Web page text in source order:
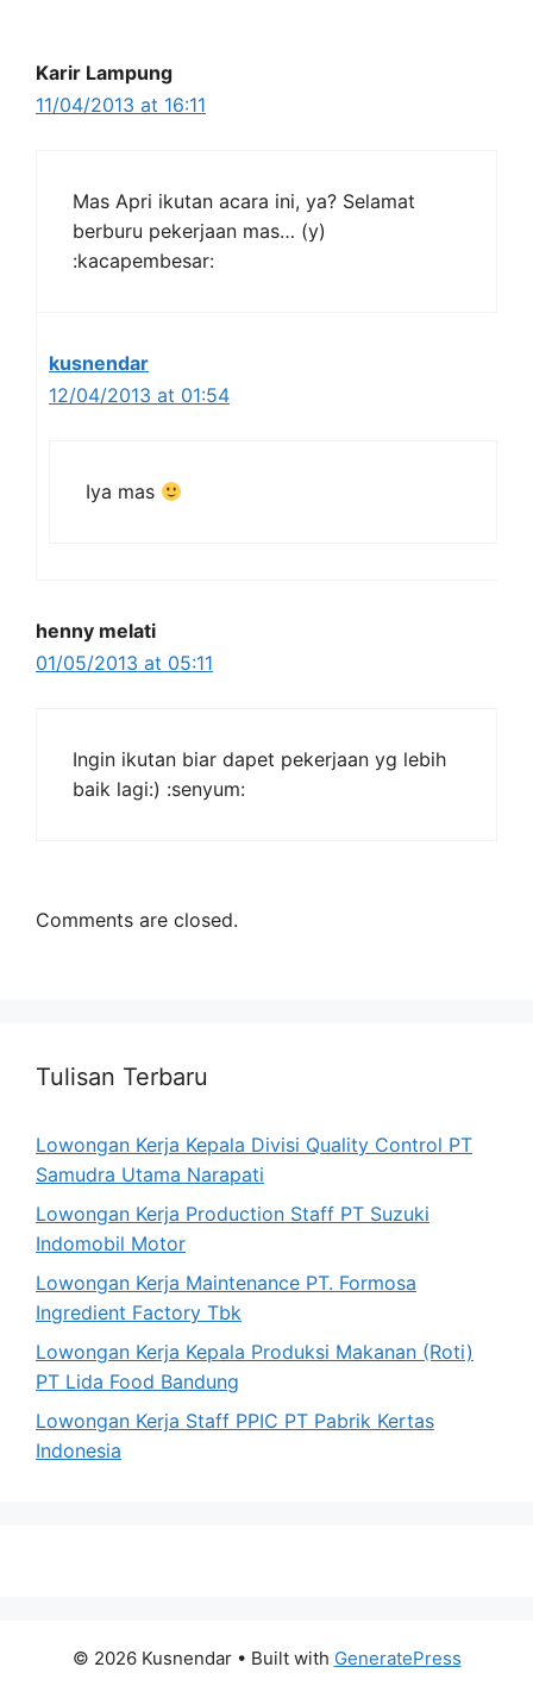
Karir Lampung
11/04/2013 at 16:11
Mas Apri ikutan acara ini, ya? Selamat
berburu pekerjaan mas… (y)
:kacapembesar:
kusnendar
12/04/2013 at 01:54
Iya mas
henny melati
01/05/2013 at 05:11
Ingin ikutan biar dapet pekerjaan yg lebih
baik lagi:) :senyum:
Comments are closed.
Tulisan Terbaru
Lowongan Kerja Kepala Divisi Quality Control PT
Samudra Utama Narapati
Lowongan Kerja Production Staff PT Suzuki
Indomobil Motor
Lowongan Kerja Maintenance PT. Formosa
Ingredient Factory Tbk
Lowongan Kerja Kepala Produksi Makanan (Roti)
PT Lida Food Bandung
Lowongan Kerja Staff PPIC PT Pabrik Kertas
Indonesia
© 2026 Kusnendar• Built with GeneratePress